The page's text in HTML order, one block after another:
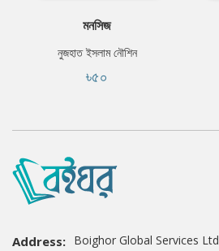
মনসিজ
নুজহাত ইসলাম নৌশিন
৳৫০
Address: Boighor Global Services